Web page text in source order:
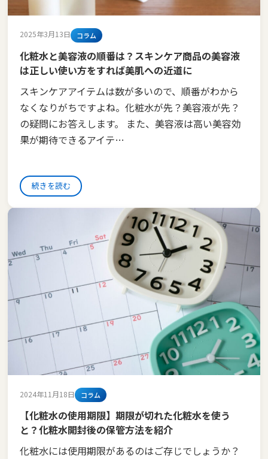
2025年3月13日 コラム
化粧水と美容液の順番は？スキンケア商品の美容液
は正しい使い方をすれば美肌への近道に
スキンケアアイテムは数が多いので、順番がわから
なくなりがちですよね。化粧水が先？美容液が先？
の疑問にお答えします。 また、美容液は高い美容効
果が期待できるアイテ…
続きを読む
2024年11月18日 コラム
【化粧水の使用期限】期限が切れた化粧水を使う
と？化粧水開封後の保管方法を紹介
化粧水には使用期限があるのはご存じでしょうか？